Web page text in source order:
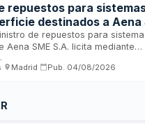
repuestos para
destinados a Aena
de repuestos para
Aena SME S.A. licita mediante
libre. El objeto comprende
técnicos
La prestación se realizará en las
el adjudicatario,
Madrid Pub. 04/08/2026